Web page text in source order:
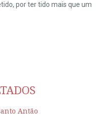
por ter tido mais que um
Antão